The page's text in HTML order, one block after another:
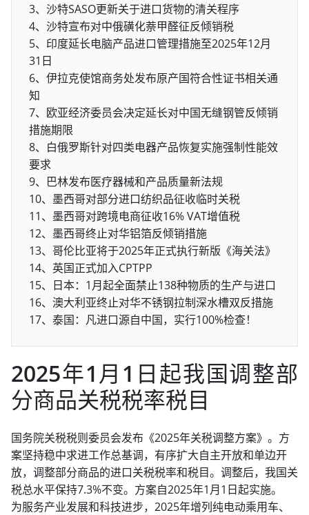
3、沙特SASO更新关于进口货物的清关程序
4、沙特宣布对中俄磺化萘甲醛征反倾销税
5、印度延长电脑产品进口管理措施至2025年12月
31日
6、伊拉克使馆商务处发布原产国符合性证书相关通
知
7、欧亚经济委员会决定延长对中国无缝钢管反倾销
措施期限
8、白俄罗斯针对四类电器产品恢复实施强制性能效
要求
9、巴林发布医疗器械和产品质量新法规
10、墨西哥对部分进口纺织品征收临时关税
11、墨西哥对跨境电商征收16% VAT增值税
12、墨西哥终止对华铝箔反倾销措施
13、哥伦比亚将于2025年正式执行新版《海关法》
14、英国正式加入CPTPP
15、日本：1月起全面禁止138种物质的生产与进口
16、澳大利亚终止对华不锈钢拉制深水槽双反措施
17、泰国：凡进口源自中国，实行100%检查！
2025年1月1日起我国调整部
分商品关税税率税目
国务院关税税则委员会发布《2025年关税调整方案》。方
案坚持稳中求进工作总基调，有序扩大自主开放和单边开
放，调整部分商品的进口关税税率和税目。调整后，我国关
税总水平保持7.3%不变。方案自2025年1月1日起实施。
为服务产业发展和科技进步，2025年增列纯电动乘用车、